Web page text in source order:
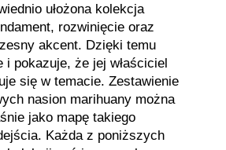
ułożona kolekcja
rozwinięcie oraz
akcent. Dzięki temu
i pokazuje, że jej właściciel
się w temacie. Zestawienie
nasion marihuany można
jako mapę takiego
Każda z poniższych